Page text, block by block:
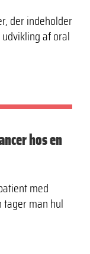
der indeholder
af oral
hos en
med
tager man hul